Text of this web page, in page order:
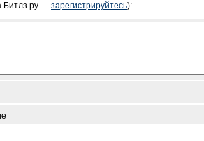
Битлз.ру — зарегистрируйтесь):